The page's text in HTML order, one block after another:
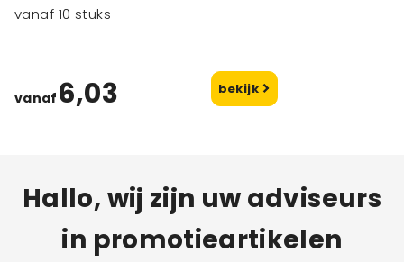
vanaf 10 stuks
vanaf 6,03 bekijk
Hallo, wij zijn uw adviseurs
in promotieartikelen